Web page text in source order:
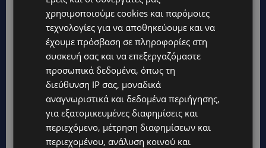
χρησιμοποιούμε cookies και παρόμοιες
τεχνολογίες για να αποθηκεύουμε και να
έχουμε πρόσβαση σε πληροφορίες στη
συσκευή σας και να επεξεργαζόμαστε
προσωπικά δεδομένα, όπως τη
διεύθυνση IP σας, μοναδικά
αναγνωριστικά και δεδομένα περιήγησης,
για εξατομικευμένες διαφημίσεις και
περιεχόμενο, μέτρηση διαφημίσεων και
περιεχομένου, ανάλυση κοινού και